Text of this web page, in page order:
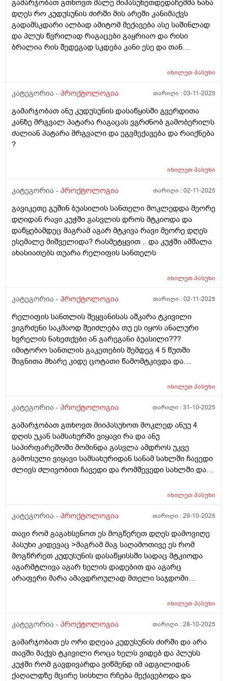
სხვა რაიმის მიმანიშნებელი ხომ არაა .. ასევე
დუნდულების ბოლოში დასაწყისში არა ანუ
კუდუსუნთან არა ბოლოში სადაც ბოდიშით და
ყვერების პარი იწყება იქ მუდვიმად მიღიზიანდება კანი
და გამობურცული მაქ თითქოს თურმანიძე
მომენტშირომ ვიწმენდავ მედება რაგაც გამობურცული
ტკივილი როცა სუფთად ვარ მაგრამ მომენტებში
ვგრძნობ ხოლმე რომ რაგაც მედება იმადგილში
სადაც აგიხწერეთ და არვიცი დაზუსტებით თუარა
მაგრამ ისე მახსოვს რომ ბავშობიდან ასე მაქვს და
ადრეც ბევრჯერ მომსვლია მსგავსი შემთხვევა
გამარჯობათ გთხოვთ მალე მიპასუხეთდედაჩემმა ნახა
დღეს რო კუდუსუნის ძირში მის არეში კანიმაქვს
გადამსკდარი ალბად ამიტომ მექავება ასე საშინლად
და პლუს წვრილად რაგაცები გაყრიაო და რისი
ბრალია რის შედეგად სკდება კანი ესე და თან
იხილეთპასუხი
კატეგორია - პროქტოლოგია თარიღი :03-11-2025
გამარჯობათ ანუ კუდუსუნის დასაწყისში გვერდითა
კანზე მრგვალ პატარა რაგაცას ვგრძნობ გამობერილს
ძალიან პატარა მრგვალი და ეგვმექავება და რაიქნება
?
იხილეთპასუხი
კატეგორია - პროქტოლოგია თარიღი :02-11-2025
გავიკეთე გუშინ ბუასილის სანთელი მოკლედდა მეორე
დღიდან რავი კუჭში გასვლის დროს მტკიოდა და
დაწყებამდეც მაგრამ აგარ მტკივა რავი მეორე დღეს
ესემალე მიშველიდა? რასმეტყვით .. და კუჭში ამშალა
ახასიათებს თუარა რელიფის სანთელს
იხილეთპასუხი
კატეგორია - პროქტოლოგია თარიღი :02-11-2025
რელიფის სანთლის შეყვანისას აშკარა ტკივილი
ვიგრძენი საკმაოდ შეიძლება თუ ეს იყოს ანალური
ხვრელის ნახეთქები ან გარეგანი ბუასილი???
იმიტორო სანთლის გაკეთების შემდეგ 4 5 წუთში
შიგნითა მხარე კიდე ცოტათი წამომტკივდა და
გარეთ დარჩა ჯერ პირველი სანთელი გავიკეთე
იხილეთპასუხი
კატეგორია - პროქტოლოგია თარიღი :31-10-2025
გამარჯობათ გთხოვთ მიიპასუხოთ მოკლედ ანუუ 4
დღის უკან სამსახურში ვიყავი რა და ანუ
საპირფარეშოში მომინდა გასვლა ამდროს უკვე
გამოსული ვიყავი სამსახურიდან სანამ სახლში ჩავედი
ძლივს ძლივობით ჩავედი და რომშევედი სახლში და
მისმერე დამეწყო ტკივილები ვისვამ თურმანიძის
ანალურ ხვრელზე იმიტორო მგონი შედეგი არ მაქვს
გავდივარ 30 წუთში ისევ მინდება და მოენტებში
ოღონდ სულარა როცა ისევ მადგება ბოდიშით და
განავალი ისევ მტკივდება რომ მაწვება მაგრამ კუჭში
გასვლის მერე ტკივილები მიქრება ტკივილი ძააალიან
ძლიერიარ არის მაგრამ ვგრძნობ მოკლედ ტკივილს...
პირველად სამსახურიდან რომ გამოვედი მაშინ
კუჭში რომ გავედი მტკივნეული იყო თქო ამისმერე
გაგრძელება რამე შუაშია ამასთან რამე
დამიზიანდა???.. არის თუარა ეს ბუასილის
ბრალი..მანამდე სანამ ეს მოხდებოდა ერთი დღით
ადრე კუდუსუნი მტკიოდა დარავი... რაშუაშუა ამასთან
იხილეთპასუხი
კატეგორია - პროქტოლოგია თარიღი :29-10-2025
თავი რომ გაგახსენოთ ეს მოგწერეთ დღეს დამოვიღე
პასუხი კიდევაც >მაგრამ მაგ საღამოთივე ეს რომ
მოგწრრეთ კუდუსუნის დასაწყისსში სადაც მტკიოდა
აგარმტლივა აგარ ხელის დადებით და აგარც
არაფერი მარა ამავდროულად მთელი საჯდომი
დუნდულებზე და შიგნითა ნაწილში ასევე კუჭში 5 ჯერ
გასვლას ადრე ვიყავიასე და ახლაც ასე ვარ
ვისვამ თურმანიძის.. რაიმე ძლიერ ანთებას ხომარ
აქვს ადგილი ცოტახანი რომ დავჯდებიი ან დავწვები
და ავდგები ესევე მტკივდება ყრუდ ჩაბანებს დილა
საღამო ვაკეთებ და მაზი რომ წავისვი თურმანიძის
იხილეთპასუხი
კატეგორია - პროქტოლოგია თარიღი :28-10-2025
გამარჯობათ ეს ორი დღეაა კუდუსუნის ძირში და არა
თავში მაქვს ტკივილი როცა ხელს ვიდებ და პლუსს
კუჭში რომ გავდივარდა ვიწმენდ იმ ადგილიდან
ქაღალდზე მცირე სისხლი რჩება მექავებოდა და